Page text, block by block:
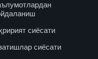
сиёсати
сиёсати